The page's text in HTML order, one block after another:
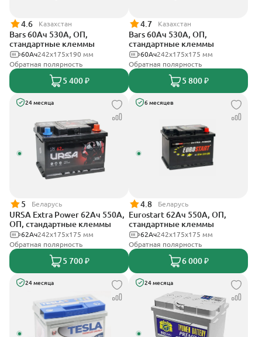
4.6 Казахстан
Bars 60Ач 530А, ОП,
стандартные клеммы
242х175х190 мм
60Ач
Обратная полярность
5 400 ₽
4.7 Казахстан
Bars 60Ач 530А, ОП,
стандартные клеммы
242х175х175 мм
60Ач
Обратная полярность
5 800 ₽
24 месяца
5 Беларусь
URSA Extra Power 62Ач 550А,
ОП, стандартные клеммы
242х175х175 мм
62Ач
Обратная полярность
5 700 ₽
6 месяцев
4.8 Беларусь
Eurostart 62Ач 550А, ОП,
стандартные клеммы
242х175х175 мм
62Ач
Обратная полярность
6 000 ₽
24 месяца 24 месяца